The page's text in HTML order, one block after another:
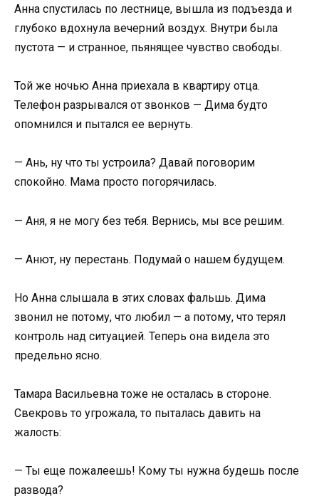
Анна спустилась по лестнице, вышла из подъезда и
глубоко вдохнула вечерний воздух. Внутри была
пустота — и странное, пьянящее чувство свободы.
Той же ночью Анна приехала в квартиру отца.
Телефон разрывался от звонков — Дима будто
опомнился и пытался ее вернуть.
— Ань, ну что ты устроила? Давай поговорим
спокойно. Мама просто погорячилась.
— Аня, я не могу без тебя. Вернись, мы все решим.
— Анют, ну перестань. Подумай о нашем будущем.
Но Анна слышала в этих словах фальшь. Дима
звонил не потому, что любил — а потому, что терял
контроль над ситуацией. Теперь она видела это
предельно ясно.
Тамара Васильевна тоже не осталась в стороне.
Свекровь то угрожала, то пыталась давить на
жалость:
— Ты еще пожалеешь! Кому ты нужна будешь после
развода?